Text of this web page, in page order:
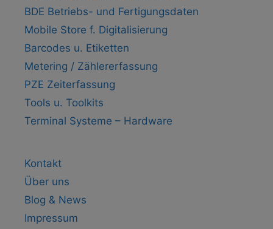
BDE Betriebs- und Fertigungsdaten
Mobile Store f. Digitalisierung
Barcodes u. Etiketten
Metering / Zählererfassung
PZE Zeiterfassung
Tools u. Toolkits
Terminal Systeme – Hardware
Kontakt
Über uns
Blog & News
Impressum